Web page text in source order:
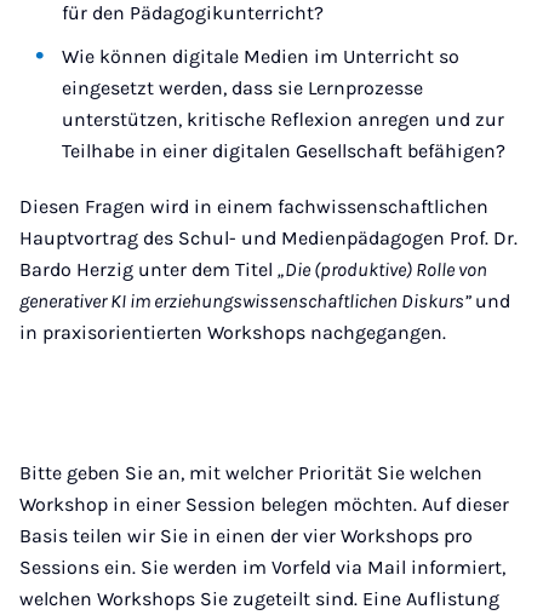
für den Pädagogikunterricht?
Wie können digitale Medien im Unterricht so
eingesetzt werden, dass sie Lernprozesse
unterstützen, kritische Reflexion anregen und zur
Teilhabe in einer digitalen Gesellschaft befähigen?
Diesen Fragen wird in einem fachwissenschaftlichen
Hauptvortrag des Schul- und Medienpädagogen Prof. Dr.
Bardo Herzig unter dem Titel „Die (produktive) Rolle von
generativer KI im erziehungswissenschaftlichen Diskurs” und
in praxisorientierten Workshops nachgegangen.
Bitte geben Sie an, mit welcher Priorität Sie welchen
Workshop in einer Session belegen möchten. Auf dieser
Basis teilen wir Sie in einen der vier Workshops pro
Sessions ein. Sie werden im Vorfeld via Mail informiert,
welchen Workshops Sie zugeteilt sind. Eine Auflistung